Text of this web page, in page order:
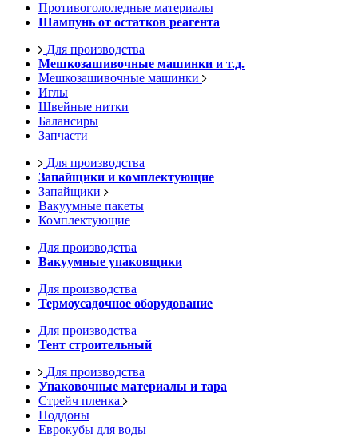
Противогололедные материалы
Шампунь от остатков реагента
Для производства
Мешкозашивочные машинки и т.д.
Мешкозашивочные машинки
Иглы
Швейные нитки
Балансиры
Запчасти
Для производства
Запайщики и комплектующие
Запайщики
Вакуумные пакеты
Комплектующие
Для производства
Вакуумные упаковщики
Для производства
Термоусадочное оборудование
Для производства
Тент строительный
Для производства
Упаковочные материалы и тара
Стрейч пленка
Поддоны
Еврокубы для воды